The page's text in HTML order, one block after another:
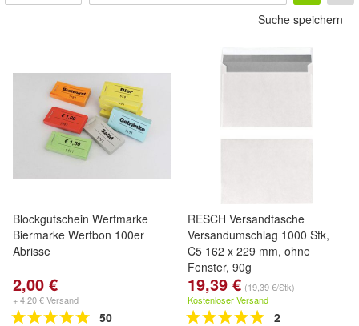
Suche speichern
Blockgutschein Wertmarke
Biermarke Wertbon 100er
Abrisse
2,00 €
+ 4,20 € Versand
50
RESCH Versandtasche
Versandumschlag 1000 Stk,
C5 162 x 229 mm, ohne
Fenster, 90g
19,39 € (19,39 €/Stk)
Kostenloser Versand
2